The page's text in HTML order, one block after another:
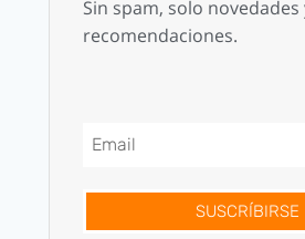
Sin spam, solo novedades
recomendaciones.
SUSCRÍBIRSE